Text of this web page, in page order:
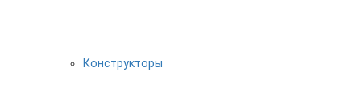
Конструкторы